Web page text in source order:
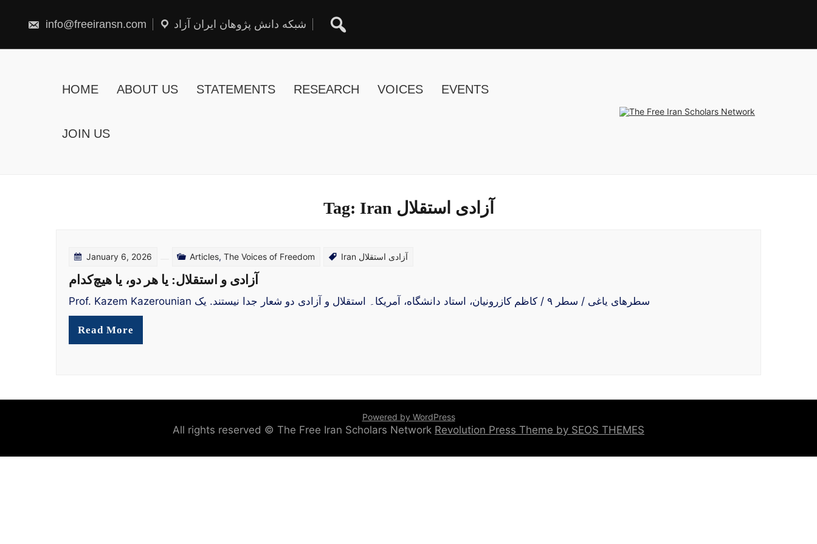
content
info@freeiransn.com شبکه دانش پژوهان ایران آزاد
HOME ABOUT US STATEMENTS RESEARCH VOICES EVENTS
JOIN US
Tag: Iran آزادی استقلال
January 6, 2026 Articles, The Voices of Freedom Iran آزادی استقلال
آزادی و استقلال: یا هر دو، یا هیچ‌کدام
Prof. Kazem Kazerounian سطرهای یاغی / سطر ۹ / کاظم کازرونیان، استاد دانشگاه، آمریکا۔ استقلال و آزادی دو شعار جدا نیستند. یک
Read More
Powered by WordPress
All rights reserved © The Free Iran Scholars Network Revolution Press Theme by SEOS THEMES